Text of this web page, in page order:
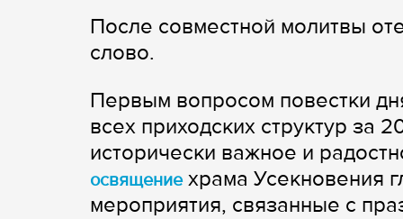
После совместной молитвы
слово.
Первым вопросом повестки
всех приходских структур за
исторически важное и
освящениехрама Усекновения
мероприятия, связанные с